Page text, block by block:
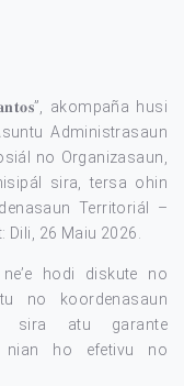
akompaña husi
Administrasaun
no Organizasaun,
sira, tersa ohin
Territoriál –
Dili, 26 Maiu 2026.
hodi diskute no
no koordenasaun
sira atu garante
nian ho efetivu no